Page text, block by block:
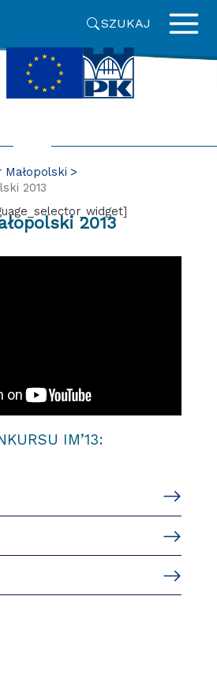
SZUKAJ
2013
2013
IM’13: